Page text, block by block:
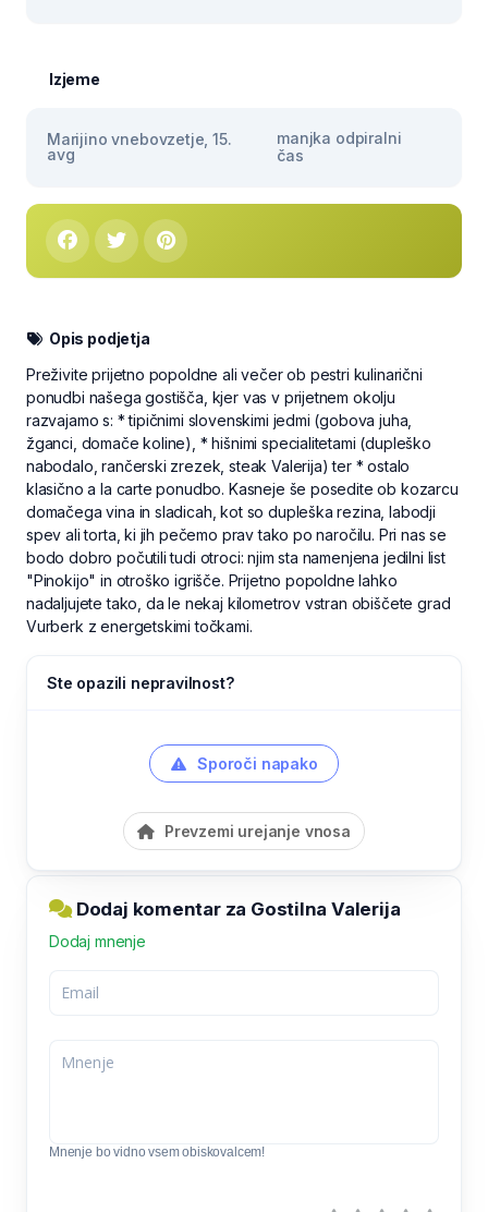
Izjeme
Marijino vnebovzetje, 15.
avg
manjka odpiralni
čas
Opis podjetja
Preživite prijetno popoldne ali večer ob pestri kulinarični
ponudbi našega gostišča, kjer vas v prijetnem okolju
razvajamo s: * tipičnimi slovenskimi jedmi (gobova juha,
žganci, domače koline), * hišnimi specialitetami (dupleško
nabodalo, rančerski zrezek, steak Valerija) ter * ostalo
klasično a la carte ponudbo. Kasneje še posedite ob kozarcu
domačega vina in sladicah, kot so dupleška rezina, labodji
spev ali torta, ki jih pečemo prav tako po naročilu. Pri nas se
bodo dobro počutili tudi otroci: njim sta namenjena jedilni list
"Pinokijo" in otroško igrišče. Prijetno popoldne lahko
nadaljujete tako, da le nekaj kilometrov vstran obiščete grad
Vurberk z energetskimi točkami.
Ste opazili nepravilnost?
Sporoči napako
Prevzemi urejanje vnosa
Dodaj komentar za Gostilna Valerija
Dodaj mnenje
Mnenje bo vidno vsem obiskovalcem!